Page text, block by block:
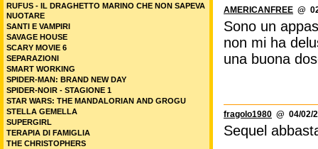
AMERICANFREE @
Sono un
non mi ha
una buona
fragolo1980 @ 04/02/
Sequel
RUFUS - IL DRAGHETTO MARINO CHE NON SAPEVA
NUOTARE
SANTI E VAMPIRI
SAVAGE HOUSE
SCARY MOVIE 6
SEPARAZIONI
SMART WORKING
SPIDER-MAN: BRAND NEW DAY
SPIDER-NOIR - STAGIONE 1
STAR WARS: THE MANDALORIAN AND GROGU
STELLA GEMELLA
SUPERGIRL
TERAPIA DI FAMIGLIA
THE CHRISTOPHERS